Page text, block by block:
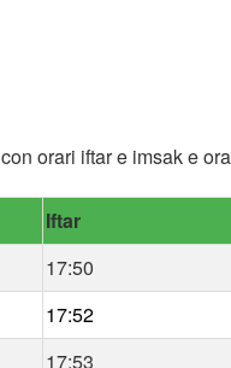
con orari iftar e imsak e
Iftar
17:50
17:52
17:53